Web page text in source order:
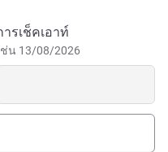
now!
stay lives up to your
แรม
ารเช็คเอาท์
ช่น 13/08/2026